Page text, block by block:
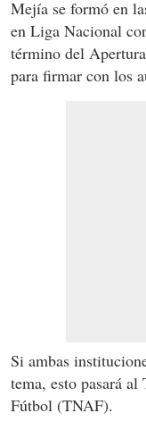
Mejía se formó en
en Liga Nacional
término del
para firmar con los
Si ambas
tema, esto pasará
Fútbol (TNAF).